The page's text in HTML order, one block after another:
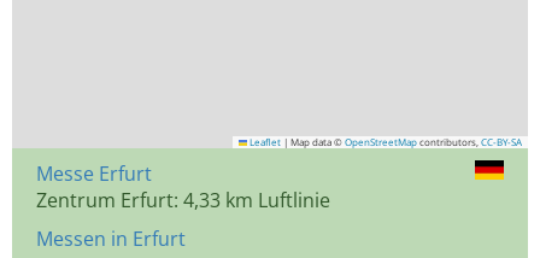
Leaflet | Map data © OpenStreetMap contributors, CC-BY-SA
Messe Erfurt
Zentrum Erfurt: 4,33 km Luftlinie
Messen in Erfurt